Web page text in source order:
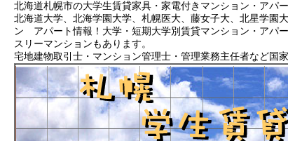
北海道札幌市の大学生賃貸家具・家電付きマンション・ア
北海道大学、北海学園大学、札幌医大、藤女子大、北星学園
ン アパート情報！大学・短期大学別賃貸マンション・アパ
スリーマンションもあります。
宅地建物取引士・マンション管理士・管理業務主任者など国